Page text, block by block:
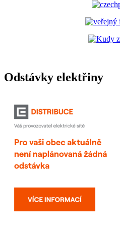
Odstávky elektřiny